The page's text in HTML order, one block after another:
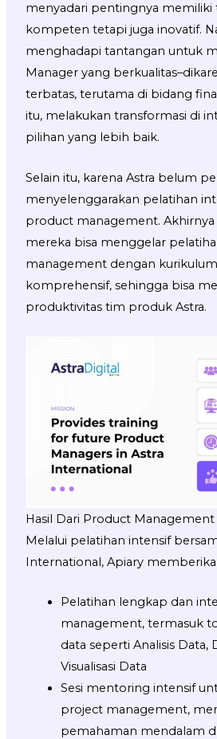
menyadari pentingnya
kompeten tetapi juga inovatif.
menghadapi tantangan untuk
Manager yang
terbatas, terutama di bidang
itu, melakukan transformasi di
pilihan yang lebih baik.
Selain itu, karena Astra belum
menyelenggarakan pelatihan
product management. Akhirnya
mereka bisa menggelar
management dengan
komprehensif, sehingga bisa
produktivitas tim produk Astra.
Hasil Dari Product
Melalui pelatihan intensif
International, Apiary
Pelatihan lengkap dan
management, termasuk
data seperti Analisis Data,
Visualisasi Data
Sesi mentoring intensif
project management,
pemahaman mendalam